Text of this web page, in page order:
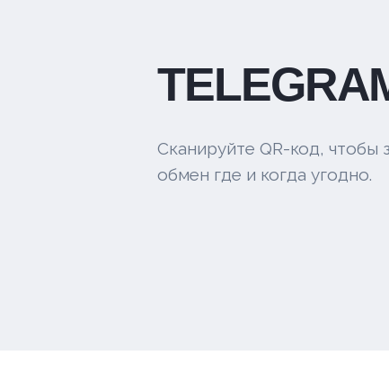
Сканируйте QR-код, чтобы
обмен где и когда угодно.